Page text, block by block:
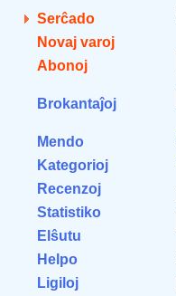
Serĉado
Novaj varoj
Abonoj
Brokantaĵoj
Mendo
Kategorioj
Recenzoj
Statistiko
Elŝutu
Helpo
Ligiloj